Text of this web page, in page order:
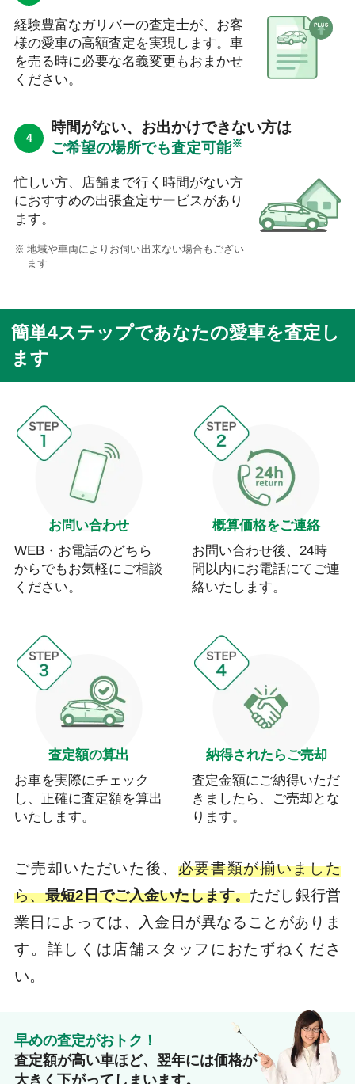
経験豊富なガリバーの査定士が、お客
様の愛車の高額査定を実現します。車
を売る時に必要な名義変更もおまかせ
ください。
時間がない、お出かけできない方は
ご希望の場所でも査定可能※
忙しい方、店舗まで行く時間がない方
におすすめの出張査定サービスがあり
ます。
地域や車両によりお伺い出来ない場合もござい
ます
簡単4ステップであなたの愛車を査定し
ます
お問い合わせ
WEB・お電話のどちら
からでもお気軽にご相談
ください。
概算価格をご連絡
お問い合わせ後、24時
間以内にお電話にてご連
絡いたします。
査定額の算出
お車を実際にチェック
し、正確に査定額を算出
いたします。
納得されたらご売却
査定金額にご納得いただ
きましたら、ご売却とな
ります。
ご売却いただいた後、 必要書類が揃いました
ら、最短2日でご入金いたします。ただし銀行営
業日によっては、入金日が異なることがありま
す。詳しくは店舗スタッフにおたずねくださ
い。
早めの査定がおトク！
査定額が高い車ほど、翌年には価格が
大きく下がってしまいます。